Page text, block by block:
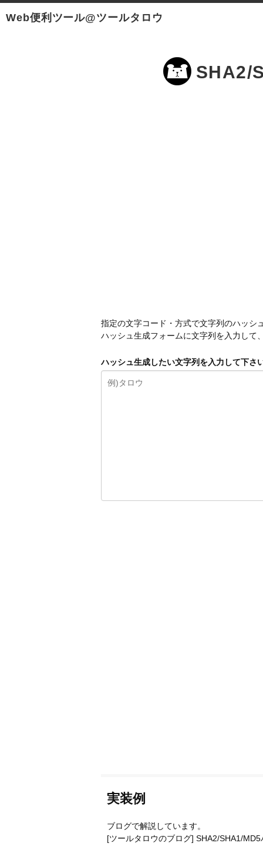
Web便利ツール@ツールタロウ
SHA2/
指定の文字コード・方式で文字列のハッシ
ハッシュ生成フォームに文字列を入力して
ハッシュ生成したい文字列を入力して下さい
実装例
ブログで解説しています。
[ツールタロウのブログ] SHA2/SHA1/